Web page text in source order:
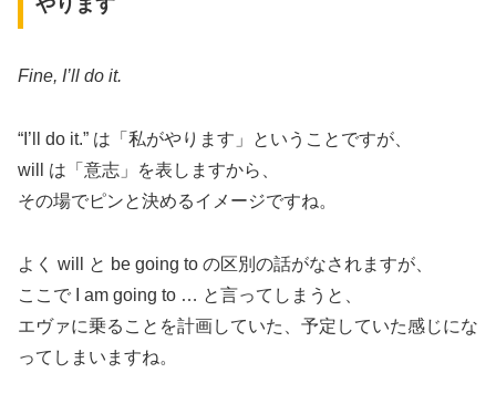
やります
Fine, I’ll do it.
“I’ll do it.” は「私がやります」ということですが、
will は「意志」を表しますから、
その場でピンと決めるイメージですね。
よく will と be going to の区別の話がなされますが、
ここで I am going to … と言ってしまうと、
エヴァに乗ることを計画していた、予定していた感じにな
ってしまいますね。